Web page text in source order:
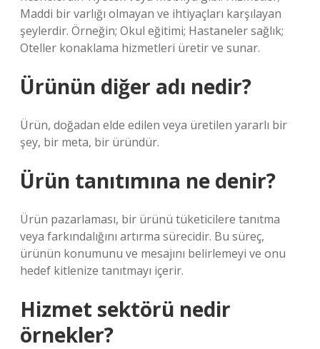
Maddi bir varlığı olmayan ve ihtiyaçları karşılayan
şeylerdir. Örneğin; Okul eğitimi; Hastaneler sağlık;
Oteller konaklama hizmetleri üretir ve sunar.
Ürünün diğer adı nedir?
Ürün, doğadan elde edilen veya üretilen yararlı bir
şey, bir meta, bir üründür.
Ürün tanıtımına ne denir?
Ürün pazarlaması, bir ürünü tüketicilere tanıtma
veya farkındalığını artırma sürecidir. Bu süreç,
ürünün konumunu ve mesajını belirlemeyi ve onu
hedef kitlenize tanıtmayı içerir.
Hizmet sektörü nedir
örnekler?